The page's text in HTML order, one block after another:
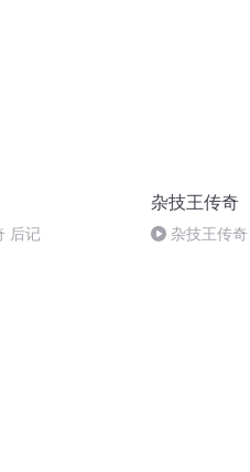
后记
杂技王传奇
杂技王传